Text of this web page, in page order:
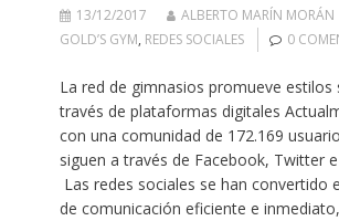
13/12/2017 ALBERTO MARÍN MORÁN
GOLD’S GYM, REDES SOCIALES 0
La red de gimnasios promueve estilos
través de plataformas digitales
con una comunidad de 172.169
siguen a través de Facebook, Twitter
Las redes sociales se han convertido
de comunicación eficiente e